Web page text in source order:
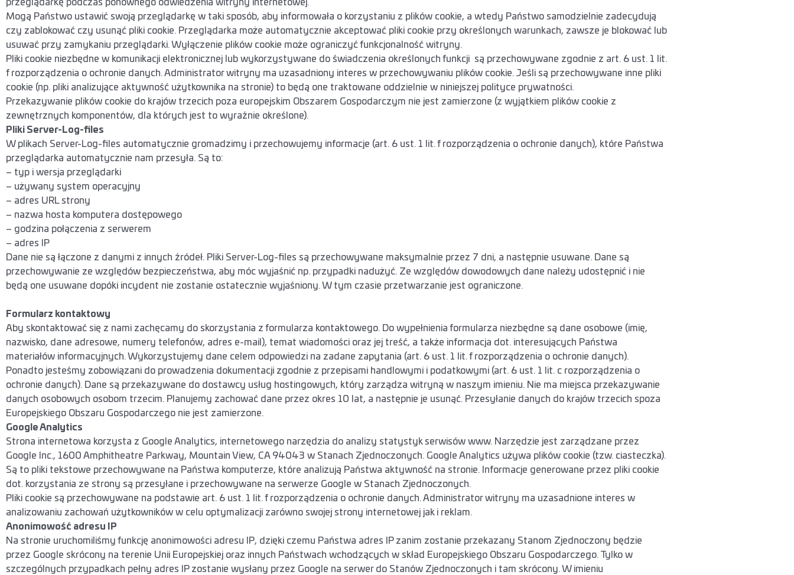
przeglądarkę podczas ponownego odwiedzenia witryny internetowej.
Mogą Państwo ustawić swoją przeglądarkę w taki sposób, aby informowała o korzystaniu z plików cookie, a wtedy Państwo samodzielnie zadecydują
czy zablokować czy usunąć pliki cookie. Przeglądarka może automatycznie akceptować pliki cookie przy określonych warunkach, zawsze je blokować lub
usuwać przy zamykaniu przeglądarki. Wyłączenie plików cookie może ograniczyć funkcjonalność witryny.
Pliki cookie niezbędne w komunikacji elektronicznej lub wykorzystywane do świadczenia określonych funkcji są przechowywane zgodnie z art. 6 ust. 1 lit.
f rozporządzenia o ochronie danych. Administrator witryny ma uzasadniony interes w przechowywaniu plików cookie. Jeśli są przechowywane inne pliki
cookie (np. pliki analizujące aktywność użytkownika na stronie) to będą one traktowane oddzielnie w niniejszej polityce prywatności.
Przekazywanie plików cookie do krajów trzecich poza europejskim Obszarem Gospodarczym nie jest zamierzone (z wyjątkiem plików cookie z
zewnętrznych komponentów, dla których jest to wyraźnie określone).
Pliki Server-Log-files
W plikach Server-Log-files automatycznie gromadzimy i przechowujemy informacje (art. 6 ust. 1 lit. f rozporządzenia o ochronie danych), które Państwa
przeglądarka automatycznie nam przesyła. Są to:
– typ i wersja przeglądarki
– używany system operacyjny
– adres URL strony
– nazwa hosta komputera dostępowego
– godzina połączenia z serwerem
– adres IP
Dane nie są łączone z danymi z innych źródeł. Pliki Server-Log-files są przechowywane maksymalnie przez 7 dni, a następnie usuwane. Dane są
przechowywanie ze względów bezpieczeństwa, aby móc wyjaśnić np. przypadki nadużyć. Ze względów dowodowych dane należy udostępnić i nie
będą one usuwane dopóki incydent nie zostanie ostatecznie wyjaśniony. W tym czasie przetwarzanie jest ograniczone.
Formularz kontaktowy
Aby skontaktować się z nami zachęcamy do skorzystania z formularza kontaktowego. Do wypełnienia formularza niezbędne są dane osobowe (imię,
nazwisko, dane adresowe, numery telefonów, adres e-mail), temat wiadomości oraz jej treść, a także informacja dot. interesujących Państwa
materiałów informacyjnych. Wykorzystujemy dane celem odpowiedzi na zadane zapytania (art. 6 ust. 1 lit. f rozporządzenia o ochronie danych).
Ponadto jesteśmy zobowiązani do prowadzenia dokumentacji zgodnie z przepisami handlowymi i podatkowymi (art. 6 ust. 1 lit. c rozporządzenia o
ochronie danych). Dane są przekazywane do dostawcy usług hostingowych, który zarządza witryną w naszym imieniu. Nie ma miejsca przekazywanie
danych osobowych osobom trzecim. Planujemy zachować dane przez okres 10 lat, a następnie je usunąć. Przesyłanie danych do krajów trzecich spoza
Europejskiego Obszaru Gospodarczego nie jest zamierzone.
Google Analytics
Strona internetowa korzysta z Google Analytics, internetowego narzędzia do analizy statystyk serwisów www. Narzędzie jest zarządzane przez
Google Inc., 1600 Amphitheatre Parkway, Mountain View, CA 94043 w Stanach Zjednoczonych. Google Analytics używa plików cookie (tzw. ciasteczka).
Są to pliki tekstowe przechowywane na Państwa komputerze, które analizują Państwa aktywność na stronie. Informacje generowane przez pliki cookie
dot. korzystania ze strony są przesyłane i przechowywane na serwerze Google w Stanach Zjednoczonych.
Pliki cookie są przechowywane na podstawie art. 6 ust. 1 lit. f rozporządzenia o ochronie danych. Administrator witryny ma uzasadnione interes w
analizowaniu zachowań użytkowników w celu optymalizacji zarówno swojej strony internetowej jak i reklam.
Anonimowość adresu IP
Na stronie uruchomiliśmy funkcję anonimowości adresu IP, dzięki czemu Państwa adres IP zanim zostanie przekazany Stanom Zjednoczony będzie
przez Google skrócony na terenie Unii Europejskiej oraz innych Państwach wchodzących w skład Europejskiego Obszaru Gospodarczego. Tylko w
szczególnych przypadkach pełny adres IP zostanie wysłany przez Google na serwer do Stanów Zjednoczonych i tam skrócony. W imieniu